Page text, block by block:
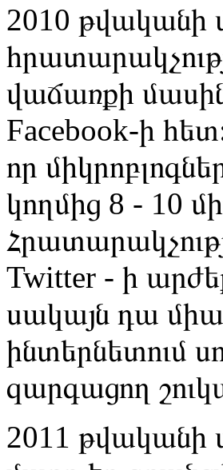
2010 թվականի
վաճառքի մասին
Facebook-ի
որ
կողմից 8 - 10
Twitter - ի
սակայն դա
ինտերնետում
զարգացող
2011 թվականի